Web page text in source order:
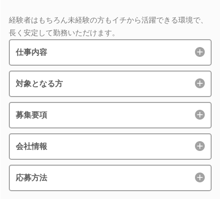
経験者はもちろん未経験の方もイチから活躍できる環境で、
長く安定して勤務いただけます。
仕事内容
対象となる方
募集要項
会社情報
応募方法